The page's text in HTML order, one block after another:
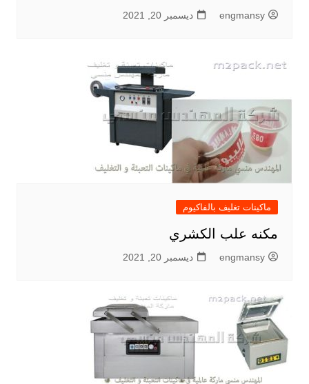
engmansy ديسمبر 20, 2021
ماكينات تغليف بالفاكيوم
مكنه علب الكشري
engmansy ديسمبر 20, 2021